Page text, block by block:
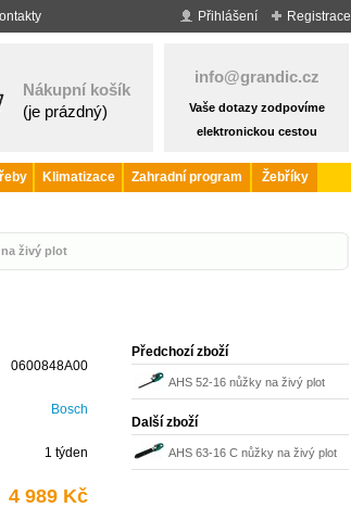
Registrace
Přihlášení
Nákupní košík
(je prázdný)
info@grandic.cz
Vaše dotazy zodpovíme
elektronickou cestou
Klimatizace Zahradní program
Žebříky
živý plot
0600848A00
Bosch
1 týden
4 989 Kč
Předchozí zboží
AHS 52-16 nůžky na živý plot
Bosch
Další zboží
AHS 63-16 C nůžky na živý plot